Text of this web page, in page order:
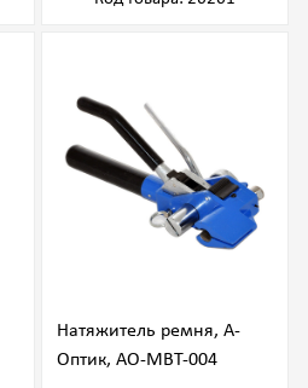
Натяжитель ремня, А-
Оптик, АО-MBT-004